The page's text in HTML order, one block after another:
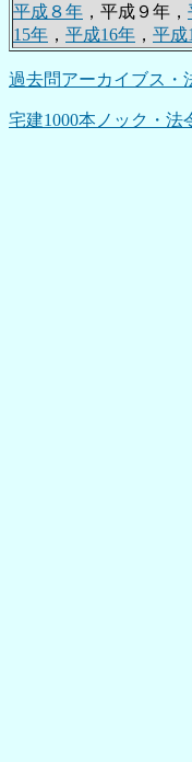
平成８年 ，平成９年，
15年 ， 平成16年 ， 平成
過去問アーカイブス・
宅建1000本ノック・法